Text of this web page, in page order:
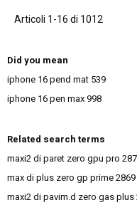
Articoli 1-16di 1012
Did you mean
iphone 16 pend mat 539
iphone 16 pen max998
Related search terms
maxi2 di paret zero gpu pro
max di plus zero gp prime2869
maxi2 di pavim.d zero gas plus